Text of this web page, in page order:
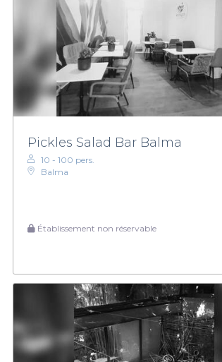
Pickles Salad Bar Balma
10 - 100 pers.
Balma
Établissement non réservable